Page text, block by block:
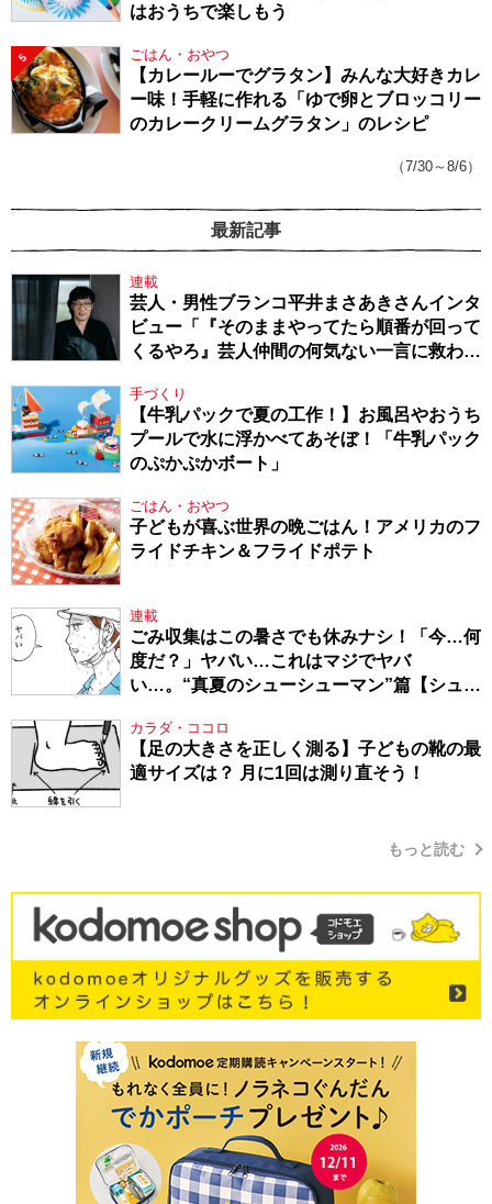
はおうちで楽しもう
5 ごはん・おやつ
【カレールーでグラタン】みんな大好きカレ
ー味！手軽に作れる「ゆで卵とブロッコリー
のカレークリームグラタン」のレシピ
（7/30～8/6）
最新記事
連載
芸人・男性ブランコ平井まさあきさんインタ
ビュー「『そのままやってたら順番が回って
くるやろ』芸人仲間の何気ない一言に救われ
手づくり
【牛乳パックで夏の工作！】お風呂やおうち
プールで水に浮かべてあそぼ！「牛乳パック
のぷかぷかボート」
ごはん・おやつ
子どもが喜ぶ世界の晩ごはん！アメリカのフ
ライドチキン＆フライドポテト
連載
ごみ収集はこの暑さでも休みナシ！「今…何
度だ？」ヤバい…これはマジでヤバ
い…。“真夏のシューシューマン”篇【シュー
カラダ・ココロ
【足の大きさを正しく測る】子どもの靴の最
適サイズは？ 月に1回は測り直そう！
もっと読む